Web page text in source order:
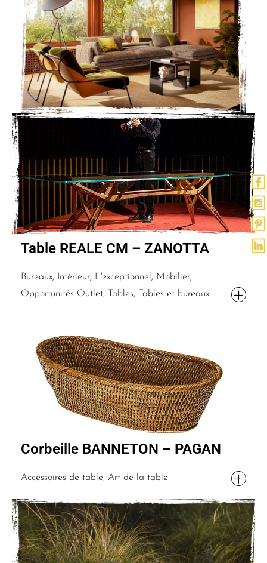
Table REALE CM – ZANOTTA
Bureaux, Intérieur, L'exceptionnel, Mobilier,
Opportunités Outlet, Tables, Tables et bureaux
Corbeille BANNETON – PAGAN
Accessoires de table, Art de la table